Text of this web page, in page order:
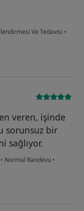
Ve Tedavisi •
veren, işinde
sorunsuz bir
sağlıyor.
• Normal Randevu •